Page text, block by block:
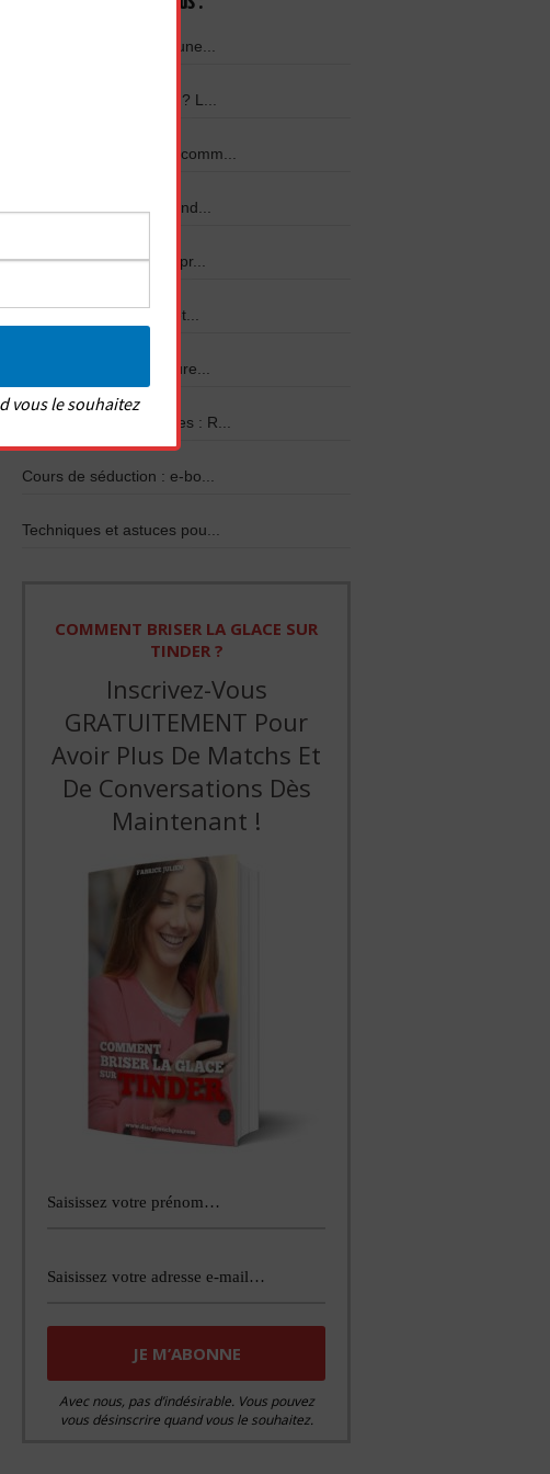
Message pour exciter une...
Où draguer facilement ? L...
Syndrome du canard : comm...
Savoir reconnaître quand...
23 caractéristiques surpr...
28 films de séduction et...
Pseudo : les 30 meilleure...
Comprendre les femmes : R...
Cours de séduction : e-bo...
Techniques et astuces pou...
COMMENT BRISER LA GLACE SUR
TINDER ?
Inscrivez-Vous
GRATUITEMENT Pour
Avoir Plus De Matchs Et
De Conversations Dès
Maintenant !
Avec nous, pas d’indésirable. Vous pouvez
vous désinscrire quand vous le souhaitez.
vous le souhaitez